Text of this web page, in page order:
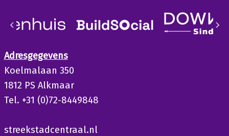
Adresgegevens
Koelmalaan 350
1812 PS Alkmaar
Tel. +31 (0)72-8449848
streekstadcentraal.nl